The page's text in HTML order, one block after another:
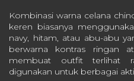
Kombinasi warna celana
keren biasanya
navy, hitam, atau abu-abu
berwarna kontras ringan
membuat outfit terlihat
digunakan untuk berbagai